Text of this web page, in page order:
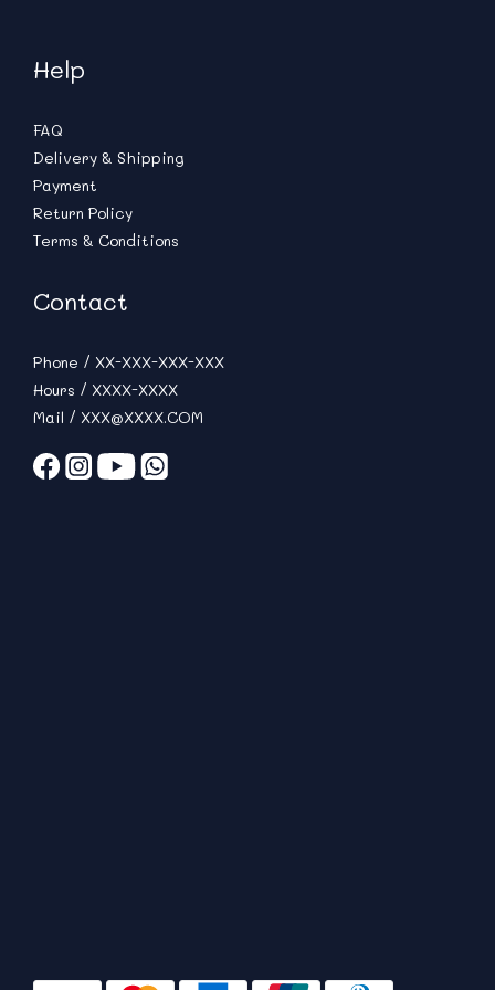
Help
FAQ
Delivery & Shipping
Payment
Return Policy
Terms & Conditions
Contact
Phone / XX-XXX-XXX-XXX
Hours / XXXX-XXXX
Mail / XXX@XXXX.COM